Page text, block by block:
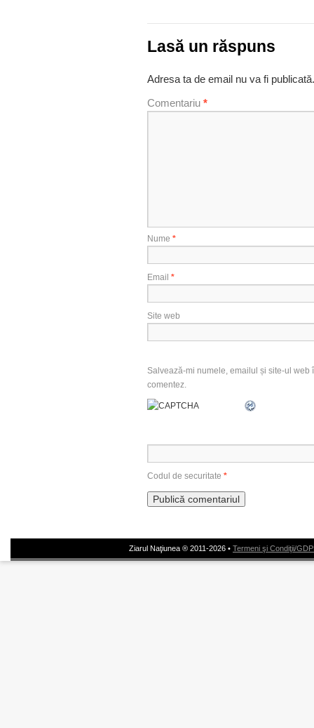
Lasă un răspuns
Adresa ta de email nu va fi publicată.
Comentariu *
Nume *
Email *
Site web
Salvează-mi numele, emailul și site-ul
comentez.
Codul de securitate *
Ziarul Naţiunea ® 2011-2026 • Termeni şi Condiţii/